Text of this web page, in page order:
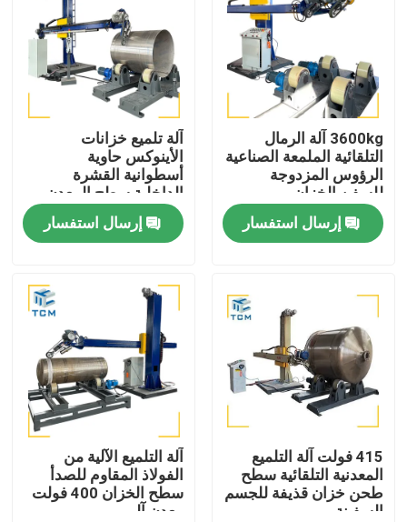
حولنا
جولة في المصنع
مراقبة الجودة
3600kg آلة الرمال
التلقائية الملمعة الصناعية
الرؤوس المزدوجة
للسفن الخزان
إرسال استفسار
آلة تلميع خزانات
الأينوكس حاوية
أسطوانية القشرة
الداخلية سطح المعدن
طحن البولندي
إرسال استفسار
415 فولت آلة التلميع
المعدنية التلقائية سطح
طحن خزان قذيفة للجسم
السفينة
آلة التلميع الآلية من
الفولاذ المقاوم للصدأ
سطح الخزان 400 فولت
معدن آلي